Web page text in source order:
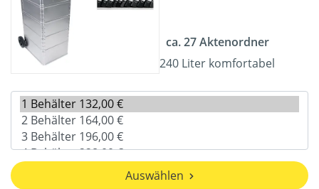
ca. 27 Aktenordner
240 Liter komfortabel
Auswählen